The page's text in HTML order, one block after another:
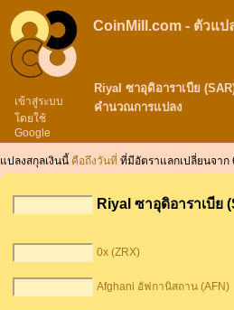
เข้าสู่ระบบ
โดยใช้
Google
CoinMill.com - ตัวแป
Riyal ซาอุดิอาราเบีย
คำนวณการแปลง
แปลงสกุลเงินนี้ คือถึงวันที่ ที่มีอัตราแลกเปลี่ยนจาก
Riyal ซาอุดิอาราเบีย
0x (ZRX)
Afghani อัฟกานิสถาน (AFN)